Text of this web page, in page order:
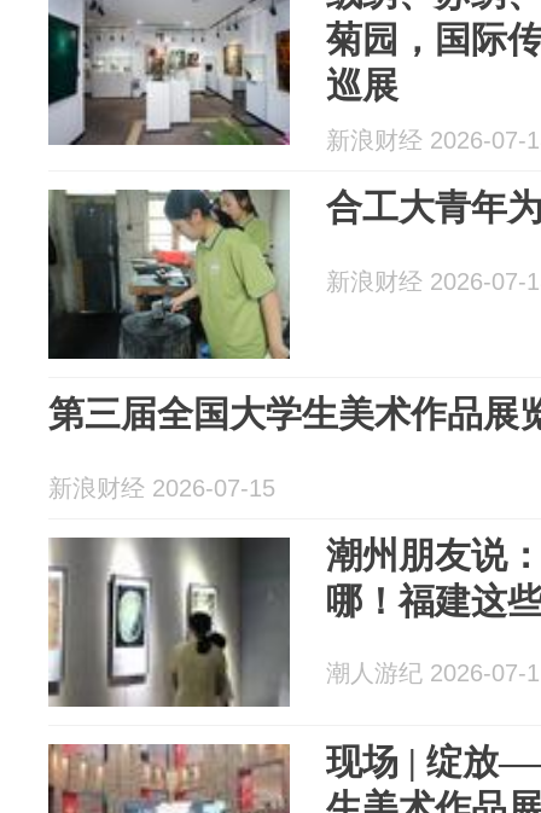
菊园，国际
巡展
新浪财经 2026-07-
合工大青年
新浪财经 2026-07-
第三届全国大学生美术作品展
新浪财经 2026-07-15
潮州朋友说
哪！福建这
潮人游纪 2026-07-
现场 | 绽放